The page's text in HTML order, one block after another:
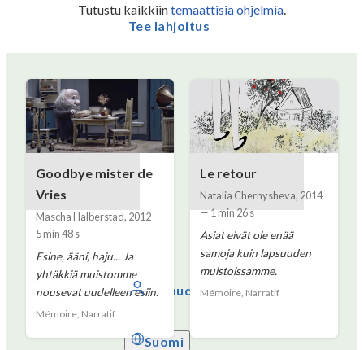
Tee lahjoitus
Kirjaudu sisään
Suomi
Tutustu kaikkiintemaattisia ohjelmia.
Goodbye mister de
Vries
Mascha Halberstad, 2012—
5 min 48 s
Esine, ääni, haju... Ja
yhtäkkiä muistomme
nousevat uudelleen esiin.
Mémoire, Narratif
Le retour
Natalia Chernysheva, 2014
—1 min 26 s
Asiat eivät ole enää
samoja kuin lapsuuden
muistoissamme.
Mémoire, Narratif